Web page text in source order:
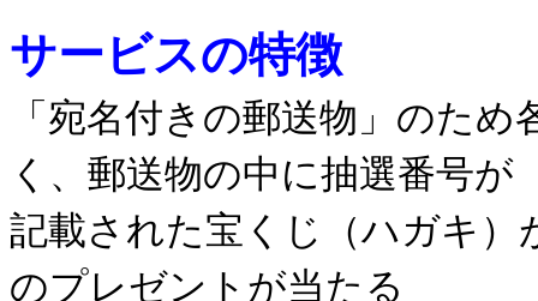
サービスの特徴
「宛名付きの郵送物」のた
く、郵送物の中に抽選番号が
記載された宝くじ（ハガキ）
のプレゼントが当たる